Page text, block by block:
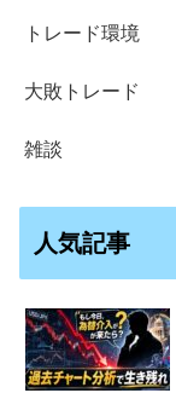
トレード環境
大敗トレード
雑談
人気記事